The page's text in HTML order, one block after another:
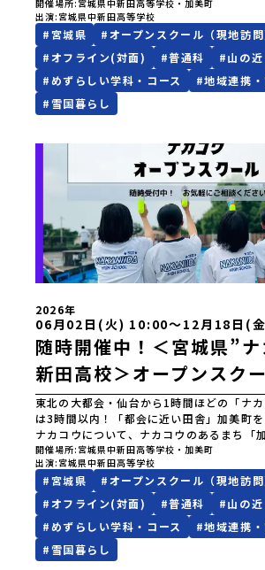
まるっと知ってもらうことができる体験型
ルです。ーーーーーー＜ツアー内容案＞（
場合がございます）AM：・鳴瀬川にてカヌ
顧問・カヌー部生徒・地域の方がサポート
生が住んでいるアパート・美味しい食堂で
ついて説明・アパート見学・学校・説明見
店街を「まちブラ」 ちょっと寄り道してお
るかも！？ーーーーーーちょっとこの学校
じ？少しでも気になった方はぜひ宮城県加
にお越しください！※「この日はちょっと
の都合で他の時間がいいなぁ」等ございま
相談ください。【宮城県中新田高等学校】
フォーム*****【宮城県中新田高等学校】
覧！▼学校の魅力が一度にわかるパンフレ
ダウンロードできます！▼要チェック！学
創造学」の学びがつまったPR動画▼随時更
学【中新田高校】ページ▼学校HP▼SNSは
待ちしております。TEL : 0229-63-3022
h@od.myswan.ed.jp
開催場所 宮城県中新田高等学校・加美町
出演 宮城県中新田高等学校
#宮城県 #オープンスクール（現地訪問
#オフライン(対面) #普通科 #山の近
#めずらしい学科・コース #地域連携
#雪国暮らし
2026年
06月02日(火) 10:00〜12月18日(
随時開催中！＜宮城県”
新田高校＞オープンスク
東北の大都会・仙台から1時間ほどの「ナ
は3時間以内！「都会に近い田舎」加美町
ナカコウについて、ナカコウのあるまち「
ご要望に応じてご案内するオーダーメイド
ルです。ちょっとこの学校に行ってみたい
みてみたいな、一人暮らしってどんな感じ
った方はぜひ宮城県加美町・中新田高校に
お申し込みいただいた後、担当よりご連絡
調整させていただきます。事前のご相談は
ご利用ください。【宮城県中新田高等学校
せフォーム*****【宮城県中新田高等学校】
開催場所 宮城県中新田高等学校・加美町
出演 宮城県中新田高等学校
#宮城県 #オープンスクール（現地訪問
#オフライン(対面) #普通科 #山の近
#めずらしい学科・コース #地域連携
#雪国暮らし